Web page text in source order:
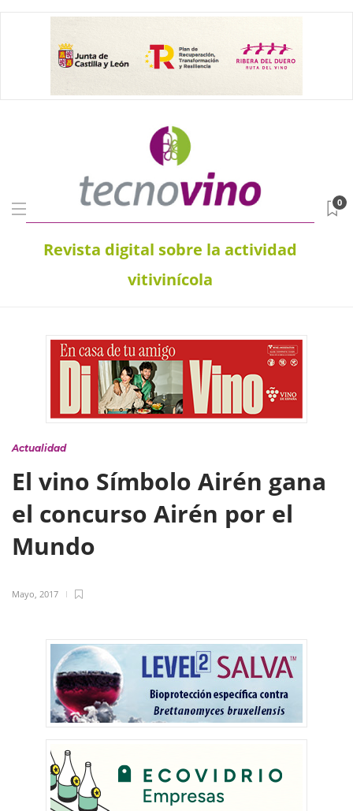
Revista digital sobre la actividad
vitivinícola
0
Actualidad
El vino Símbolo Airén gana
el concurso Airén por el
Mundo
Mayo, 2017